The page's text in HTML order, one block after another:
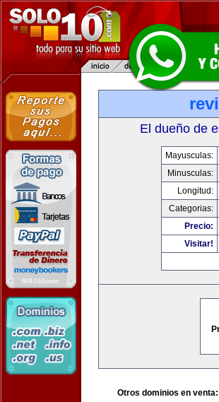
El dueño de
Mayusculas:
Minusculas:
Longitud:
Categorias:
Precio:
Visitar!
Otros dominios en venta: